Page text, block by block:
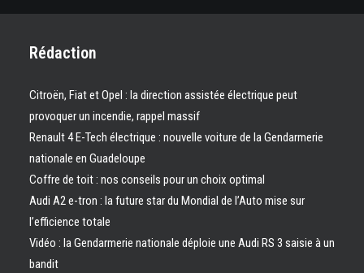
Rédaction
Citroën, Fiat et Opel : la direction assistée électrique peut
provoquer un incendie, rappel massif
Renault 4 E-Tech électrique : nouvelle voiture de la Gendarmerie
nationale en Guadeloupe
Coffre de toit : nos conseils pour un choix optimal
Audi A2 e-tron : la future star du Mondial de l’Auto mise sur
l’efficience totale
Vidéo : la Gendarmerie nationale déploie une Audi RS 3 saisie à un
bandit